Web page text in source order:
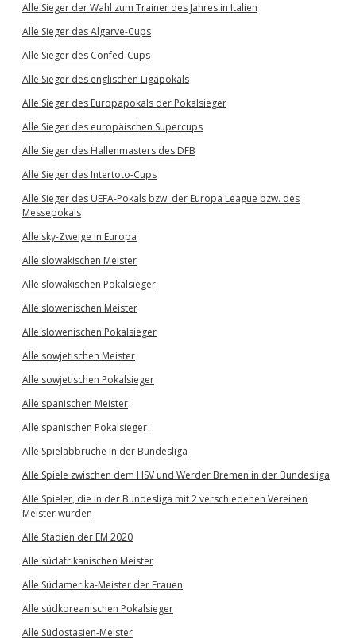
Alle Sieger der Wahl zum Trainer des Jahres in Italien
Alle Sieger des Algarve-Cups
Alle Sieger des Confed-Cups
Alle Sieger des englischen Ligapokals
Alle Sieger des Europapokals der Pokalsieger
Alle Sieger des europäischen Supercups
Alle Sieger des Hallenmasters des DFB
Alle Sieger des Intertoto-Cups
Alle Sieger des UEFA-Pokals bzw. der Europa League bzw. des
Messepokals
Alle sky-Zweige in Europa
Alle slowakischen Meister
Alle slowakischen Pokalsieger
Alle slowenischen Meister
Alle slowenischen Pokalsieger
Alle sowjetischen Meister
Alle sowjetischen Pokalsieger
Alle spanischen Meister
Alle spanischen Pokalsieger
Alle Spielabbrüche in der Bundesliga
Alle Spiele zwischen dem HSV und Werder Bremen in der Bundesliga
Alle Spieler, die in der Bundesliga mit 2 verschiedenen Vereinen
Meister wurden
Alle Stadien der EM 2020
Alle südafrikanischen Meister
Alle Südamerika-Meister der Frauen
Alle südkoreanischen Pokalsieger
Alle Südostasien-Meister